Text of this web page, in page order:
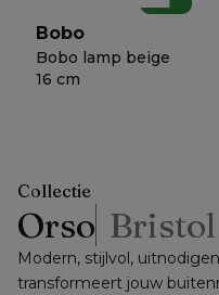
Bobo
Bobo lamp beige
16 cm
Collectie
Orso
Modern, stijlvol,
transformeert jouw